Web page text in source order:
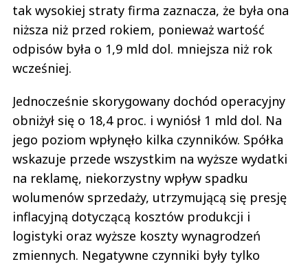
tak wysokiej straty firma zaznacza, że była ona
niższa niż przed rokiem, ponieważ wartość
odpisów była o 1,9 mld dol. mniejsza niż rok
wcześniej.
Jednocześnie skorygowany dochód operacyjny
obniżył się o 18,4 proc. i wyniósł 1 mld dol. Na
jego poziom wpłynęło kilka czynników. Spółka
wskazuje przede wszystkim na wyższe wydatki
na reklamę, niekorzystny wpływ spadku
wolumenów sprzedaży, utrzymującą się presję
inflacyjną dotyczącą kosztów produkcji i
logistyki oraz wyższe koszty wynagrodzeń
zmiennych. Negatywne czynniki były tylko